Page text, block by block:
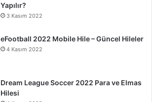
Yapılır?
3 Kasım 2022
eFootball 2022 Mobile Hile – Güncel Hileler
4 Kasım 2022
Dream League Soccer 2022 Para ve Elmas
Hilesi